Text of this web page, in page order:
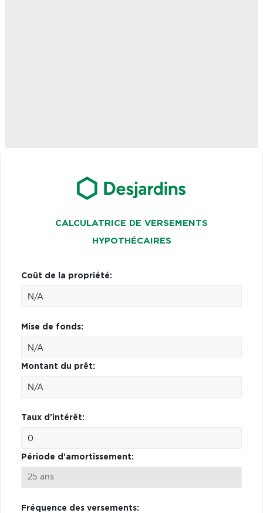
CALCULATRICE DE VERSEMENTS
HYPOTHÉCAIRES
Coût de la propriété:
Mise de fonds:
Montant du prêt:
Taux d'intérêt:
Période d'amortissement:
Fréquence des versements: